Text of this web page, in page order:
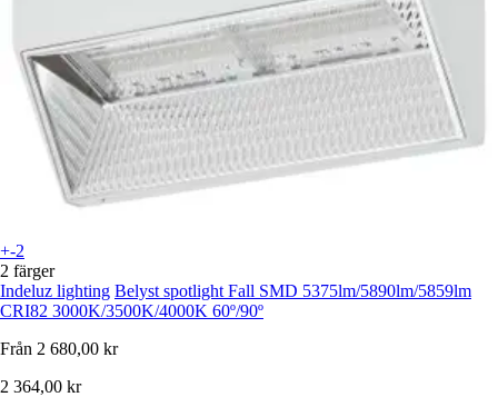
+-2
2 färger
Indeluz lighting Belyst spotlight Fall SMD 5375lm/5890lm/5859lm
CRI82 3000K/3500K/4000K 60º/90º
Från 2 680,00 kr
2 364,00 kr